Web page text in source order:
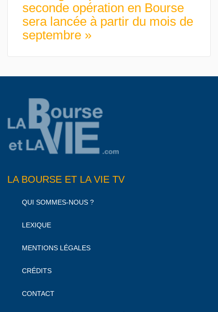
seconde opération en Bourse
sera lancée à partir du mois de
septembre »
LA BOURSE ET LA VIE TV
QUI SOMMES-NOUS ?
LEXIQUE
MENTIONS LÉGALES
CRÉDITS
CONTACT